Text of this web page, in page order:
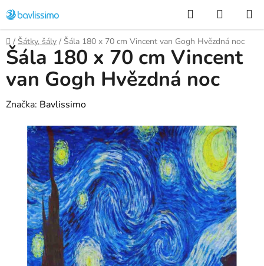
na
obsah
Hledat
KOŠÍK
Domů
/ Šátky, šály / Šála 180 x 70 cm Vincent van Gogh Hvězdná noc
Šála 180 x 70 cm Vincent
van Gogh Hvězdná noc
Značka: Bavlissimo